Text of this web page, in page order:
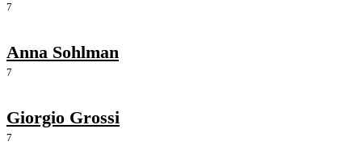
7
Anna Sohlman
7
Giorgio Grossi
7